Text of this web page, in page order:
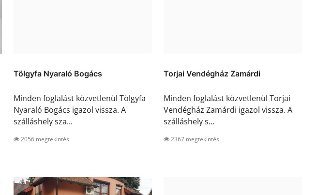
Tölgyfa Nyaraló Bogács
Minden foglalást közvetlenül Tölgyfa
Nyaraló Bogács igazol vissza. A
szálláshely sza...
2056 megtekintés
Torjai Vendégház Zamárdi
Minden foglalást közvetlenül Torjai
Vendégház Zamárdi igazol vissza. A
szálláshely s...
2367 megtekintés